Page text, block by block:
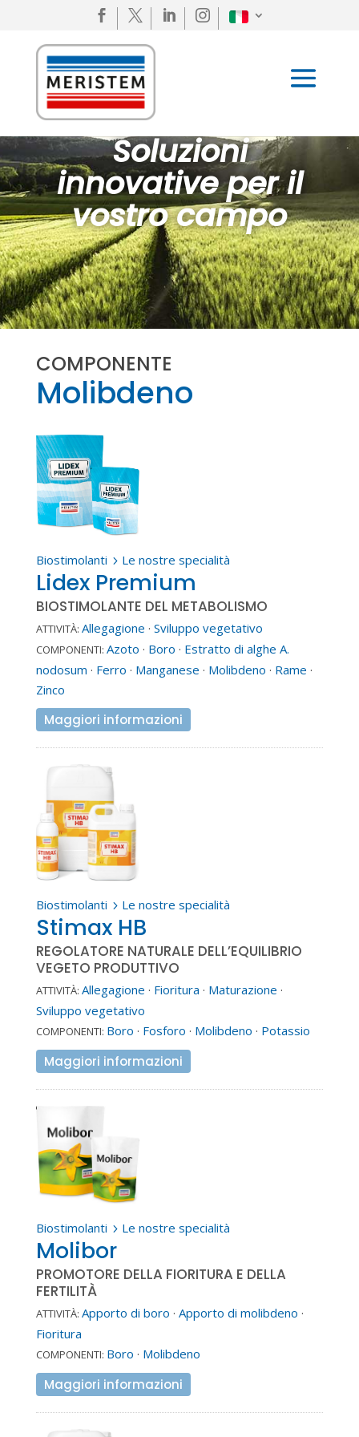
   
Soluzioni
innovative per il
vostro campo
COMPONENTE
Molibdeno
Biostimolanti 5 Le nostre specialità
Lidex Premium
BIOSTIMOLANTE DEL METABOLISMO
ATTIVITÀ: Allegagione · Sviluppo vegetativo
COMPONENTI: Azoto · Boro · Estratto di alghe A.
nodosum · Ferro · Manganese · Molibdeno · Rame ·
Zinco
Maggiori informazioni
Biostimolanti 5 Le nostre specialità
Stimax HB
REGOLATORE NATURALE DELL’EQUILIBRIO
VEGETO PRODUTTIVO
ATTIVITÀ: Allegagione · Fioritura · Maturazione ·
Sviluppo vegetativo
COMPONENTI: Boro · Fosforo · Molibdeno · Potassio
Maggiori informazioni
Biostimolanti 5 Le nostre specialità
Molibor
PROMOTORE DELLA FIORITURA E DELLA
FERTILITÀ
ATTIVITÀ: Apporto di boro · Apporto di molibdeno ·
Fioritura
COMPONENTI: Boro · Molibdeno
Maggiori informazioni